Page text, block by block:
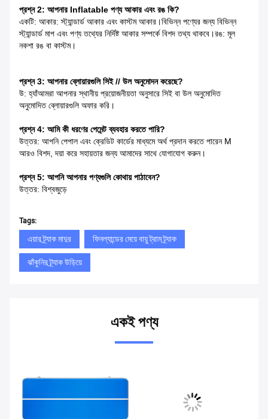
প্রশ্ন 2: আপনার Inflatable পণ্য আকার এবং রঙ কি?
একটি: আকার: স্ট্যান্ডার্ড আকার এবং কাস্টম আকার।বিভিন্ন পণ্যের জন্য বিভিন্ন
স্ট্যান্ডার্ড মাপ এবং পণ্য তথ্যের নির্দিষ্ট আকার সম্পর্কে বিশদ তথ্য থাকবে।রঙ: মূল
নকশা রঙ বা কাস্টম।
প্রশ্ন 3: আপনার ব্লোয়ারগুলি সিই // উল অনুমোদন করেছে?
উ: হ্যাঁআমরা আপনার স্থানীয় প্রয়োজনীয়তা অনুসারে সিই বা উল অনুমোদিত
অনুমোদিত ব্লোয়ারগুলি অফার করি।
প্রশ্ন 4: আমি কী ধরণের পেমেন্ট ব্যবহার করতে পারি?
উত্তর: আপনি পেপাল এবং ক্রেডিট কার্ডের মাধ্যমে অর্থ প্রদান করতে পারেন M
আরও বিশদ, দয়া করে সহায়তার জন্য আমাদের সাথে যোগাযোগ করুন।
প্রশ্ন 5: আপনি আপনার পণ্যগুলি কোথায় পাঠাবেন?
উত্তর: বিশ্বজুড়ে
Tags:
এয়ার ট্র্যাক মাদুর ফিনল্যান্ডের মেয়ে বায়ু ট্রাম ট্র্যাক
ঝাঁকুনির ট্র্যাক উড়িয়ে
একই পণ্য